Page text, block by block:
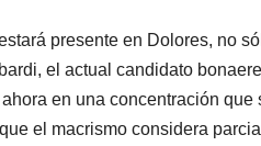
presente en Dolores, no
el actual candidato
en una concentración
el macrismo considera